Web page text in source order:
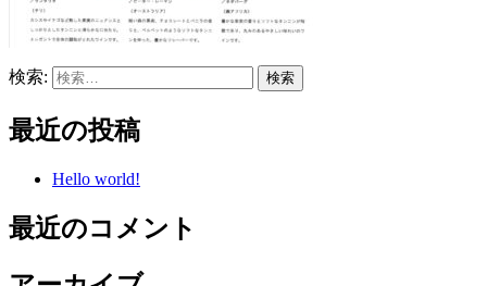
検索:
最近の投稿
Hello world!
最近のコメント